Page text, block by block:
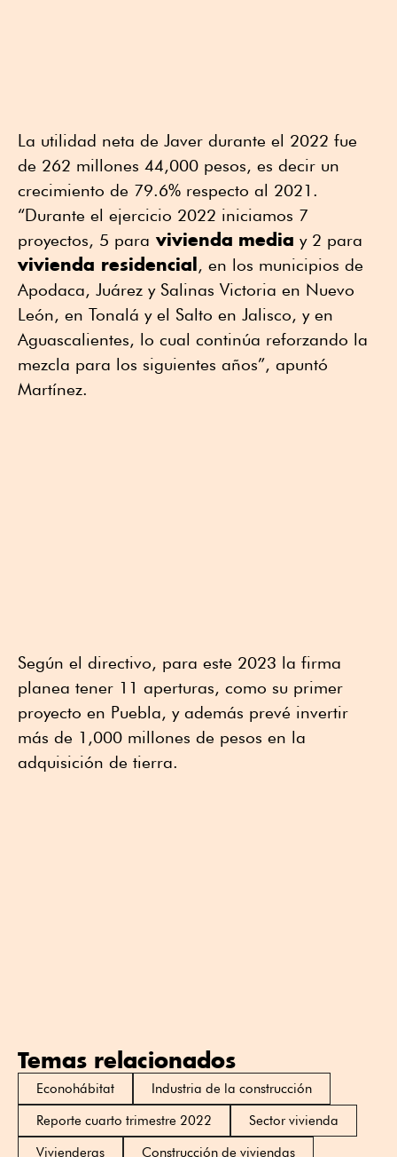
La utilidad neta de Javer durante el 2022 fue
de 262 millones 44,000 pesos, es decir un
crecimiento de 79.6% respecto al 2021.
“Durante el ejercicio 2022 iniciamos 7
proyectos, 5 para vivienda media y 2 para
vivienda residencial, en los municipios de
Apodaca, Juárez y Salinas Victoria en Nuevo
León, en Tonalá y el Salto en Jalisco, y en
Aguascalientes, lo cual continúa reforzando la
mezcla para los siguientes años”, apuntó
Martínez.
Según el directivo, para este 2023 la firma
planea tener 11 aperturas, como su primer
proyecto en Puebla, y además prevé invertir
más de 1,000 millones de pesos en la
adquisición de tierra.
Temas relacionados
Econohábitat
Industria de la construcción
Reporte cuarto trimestre 2022
Sector vivienda
Vivienderas
Construcción de viviendas